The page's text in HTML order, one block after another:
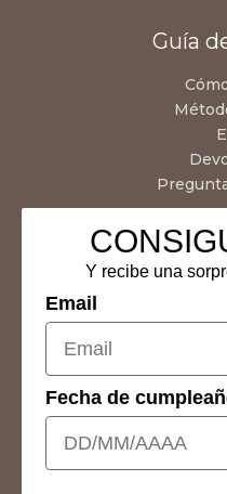
Guía
Y recibe una
Email
Fecha de